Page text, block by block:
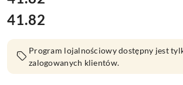
Cena:
41.82
Program lojalnościowy dostępny jest
zalogowanych klientów.